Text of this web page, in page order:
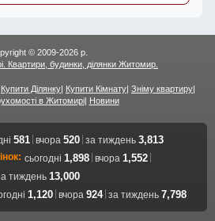
ситуація
району
включає різні типи:
© 2009-2026 р.
Квартири, будинки, ділянки Житомир.
Купити Ділянку Купити Кімнату Зніму квартиру
в Житомирі| Новини
581 вчора 520 за тиждень 3,813
сьогодні 1,898 вчора 1,552
тиждень 13,000
1,120 вчора 924 за тиждень 7,798